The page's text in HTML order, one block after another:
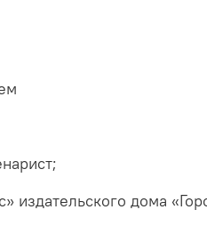
издательского дома